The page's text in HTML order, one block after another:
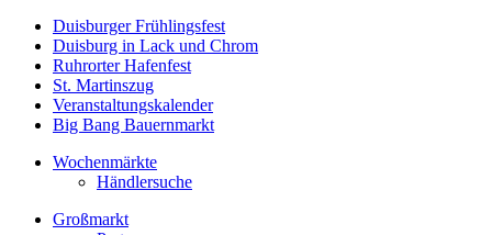
Duisburger Frühlingsfest
Duisburg in Lack und Chrom
Ruhrorter Hafenfest
St. Martinszug
Veranstaltungskalender
Big Bang Bauernmarkt
Wochenmärkte
Händlersuche
Großmarkt